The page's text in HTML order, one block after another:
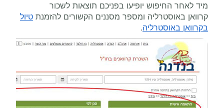
מיד לאחר החיפוש יופיעו בפניכם תוצאות לשכור
קרוואן באוסטרליה ומספר מסננים הקשורים להזמנת טיול
בקרוואן באוסטרליה.